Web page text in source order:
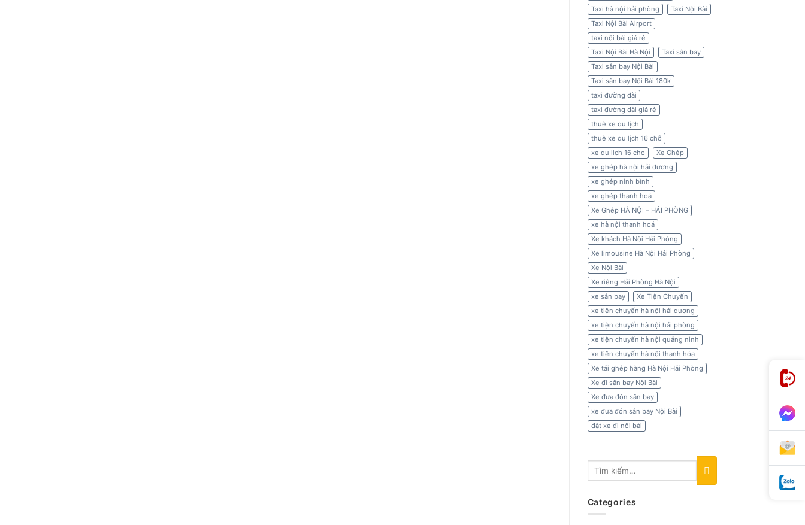
Taxi hà nội hải phòng
Taxi Nội Bài
Taxi Nội Bài Airport
taxi nội bài giá rẻ
Taxi Nội Bài Hà Nội
Taxi sân bay
Taxi sân bay Nội Bài
Taxi sân bay Nội Bài 180k
taxi đường dài
taxi đường dài giá rẻ
thuê xe du lịch
thuê xe du lịch 16 chỗ
xe du lich 16 cho
Xe Ghép
xe ghép hà nội hải dương
xe ghép ninh bình
xe ghép thanh hoá
Xe Ghép HÀ NỘI – HẢI PHÒNG
xe hà nội thanh hoá
Xe khách Hà Nội Hải Phòng
Xe limousine Hà Nội Hải Phòng
Xe Nội Bài
Xe riêng Hải Phòng Hà Nội
xe sân bay
Xe Tiện Chuyến
xe tiện chuyến hà nội hải dương
xe tiện chuyến hà nội hải phòng
xe tiện chuyến hà nội quảng ninh
xe tiện chuyến hà nội thanh hóa
Xe tải ghép hàng Hà Nội Hải Phòng
Xe đi sân bay Nội Bài
Xe đưa đón sân bay
xe đưa đón sân bay Nội Bài
đặt xe đi nội bài
Categories